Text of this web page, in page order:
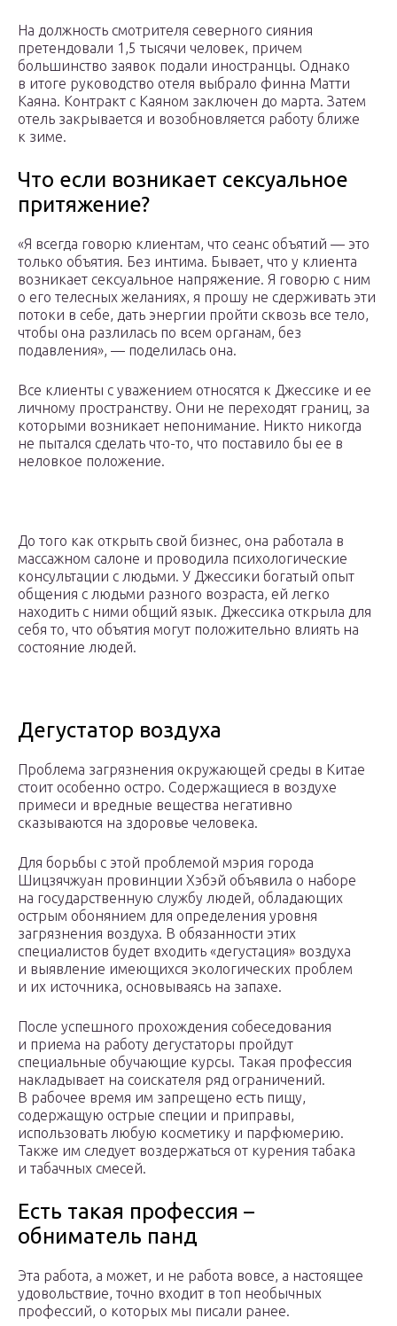
На должность смотрителя северного сияния
претендовали 1,5 тысячи человек, причем
большинство заявок подали иностранцы. Однако
в итоге руководство отеля выбрало финна Матти
Каяна. Контракт с Каяном заключен до марта. Затем
отель закрывается и возобновляется работу ближе
к зиме.
Что если возникает сексуальное
притяжение?
«Я всегда говорю клиентам, что сеанс объятий — это
только объятия. Без интима. Бывает, что у клиента
возникает сексуальное напряжение. Я говорю с ним
о его телесных желаниях, я прошу не сдерживать эти
потоки в себе, дать энергии пройти сквозь все тело,
чтобы она разлилась по всем органам, без
подавления», — поделилась она.
Все клиенты с уважением относятся к Джессике и ее
личному пространству. Они не переходят границ, за
которыми возникает непонимание. Никто никогда
не пытался сделать что-то, что поставило бы ее в
неловкое положение.
До того как открыть свой бизнес, она работала в
массажном салоне и проводила психологические
консультации с людьми. У Джессики богатый опыт
общения с людьми разного возраста, ей легко
находить с ними общий язык. Джессика открыла для
себя то, что объятия могут положительно влиять на
состояние людей.
Дегустатор воздуха
Проблема загрязнения окружающей среды в Китае
стоит особенно остро. Содержащиеся в воздухе
примеси и вредные вещества негативно
сказываются на здоровье человека.
Для борьбы с этой проблемой мэрия города
Шицзячжуан провинции Хэбэй объявила о наборе
на государственную службу людей, обладающих
острым обонянием для определения уровня
загрязнения воздуха. В обязанности этих
специалистов будет входить «дегустация» воздуха
и выявление имеющихся экологических проблем
и их источника, основываясь на запахе.
После успешного прохождения собеседования
и приема на работу дегустаторы пройдут
специальные обучающие курсы. Такая профессия
накладывает на соискателя ряд ограничений.
В рабочее время им запрещено есть пищу,
содержащую острые специи и приправы,
использовать любую косметику и парфюмерию.
Также им следует воздержаться от курения табака
и табачных смесей.
Есть такая профессия –
обниматель панд
Эта работа, а может, и не работа вовсе, а настоящее
удовольствие, точно входит в топ необычных
профессий, о которых мы писали ранее.